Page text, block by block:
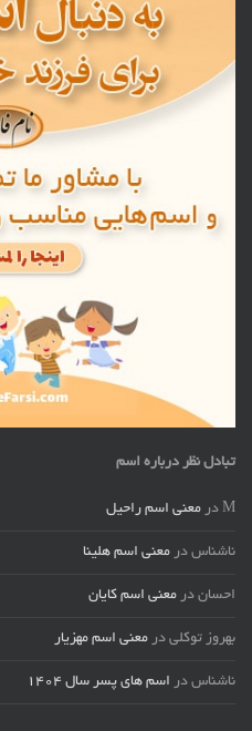
تبادل نظر درباره اسم
M در معنی اسم راحیل
ناشناس در معنی اسم هلینا
احسان در معنی اسم کایان
بهروز توکلی در معنی اسم مهزیار
ناشناس در اسم های پسر سال ۱۴۰۴